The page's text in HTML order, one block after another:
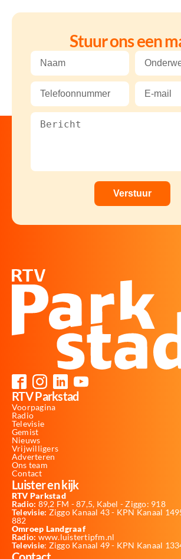
Stuur ons een
RTV Parkstad
Voorpagina
Radio
Televisie
Gemist
Nieuws
Vrijwilligers
Adverteren
Ons team
Contact
Luister en kijk
RTV Parkstad
Radio: 89,2 FM - 87,5, Kabel - Ziggo: 918
Televisie: Ziggo Kanaal 43 - KPN Kanaal
882
Omroep Landgraaf
Radio: www.luistertipfm.nl
Televisie: Ziggo Kanaal 49 - KPN Kanaal